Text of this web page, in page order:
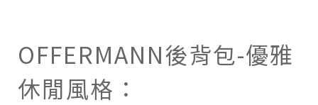
OFFERMANN後背包-優雅
休閒風格：